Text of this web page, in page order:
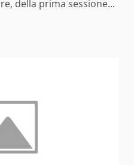
della prima sessione...